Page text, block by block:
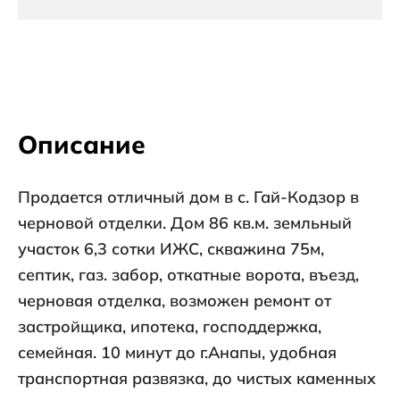
Описание
Продается отличный дом в с. Гай-Кодзор в
черновой отделки. Дом 86 кв.м. земльный
участок 6,3 сотки ИЖС, скважина 75м,
септик, газ. забор, откатные ворота, въезд,
черновая отделка, возможен ремонт от
застройщика, ипотека, господдержка,
семейная. 10 минут до г.Анапы, удобная
транспортная развязка, до чистых каменных